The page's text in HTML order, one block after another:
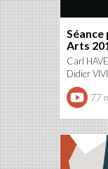
Séance
Arts
Carl
Didier
77